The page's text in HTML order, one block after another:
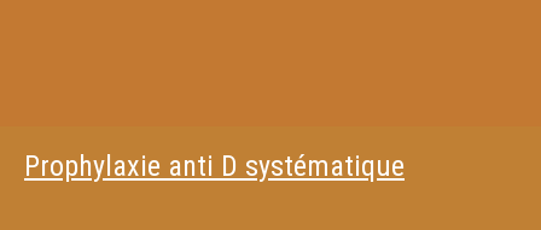
Prophylaxie anti D systématique